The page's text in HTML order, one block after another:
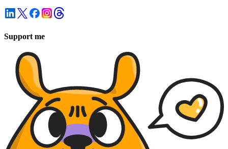
Support me